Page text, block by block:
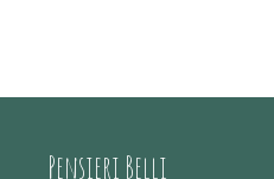
Pensieri Belli